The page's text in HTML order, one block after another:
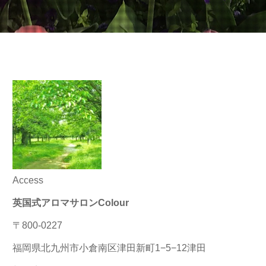
Access
英国式アロマサロンColour
〒800-0227
福岡県北九州市小倉南区津田新町1−5−12津田